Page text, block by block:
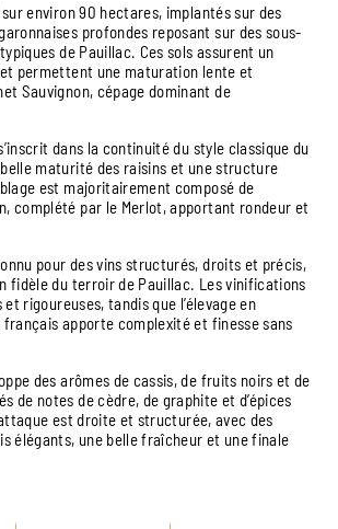
sur environ 90 hectares, implantés sur des
profondes reposant sur des sous-
de Pauillac. Ces sols assurent un
permettent une maturation lente et
Sauvignon, cépage dominant de
dans la continuité du style classique du
maturité des raisins et une structure
est majoritairement composé de
complété par le Merlot, apportant rondeur et
pour des vins structurés, droits et précis,
fidèle du terroir de Pauillac. Les vinifications
rigoureuses, tandis que l’élevage en
français apporte complexité et finesse sans
des arômes de cassis, de fruits noirs et de
de notes de cèdre, de graphite et d’épices
est droite et structurée, avec des
élégants, une belle fraîcheur et une finale